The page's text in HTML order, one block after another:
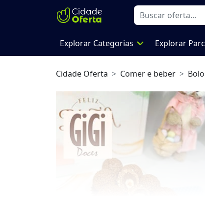
Explorar Categorias expand_more Explorar
Cidade Oferta Comer e beber